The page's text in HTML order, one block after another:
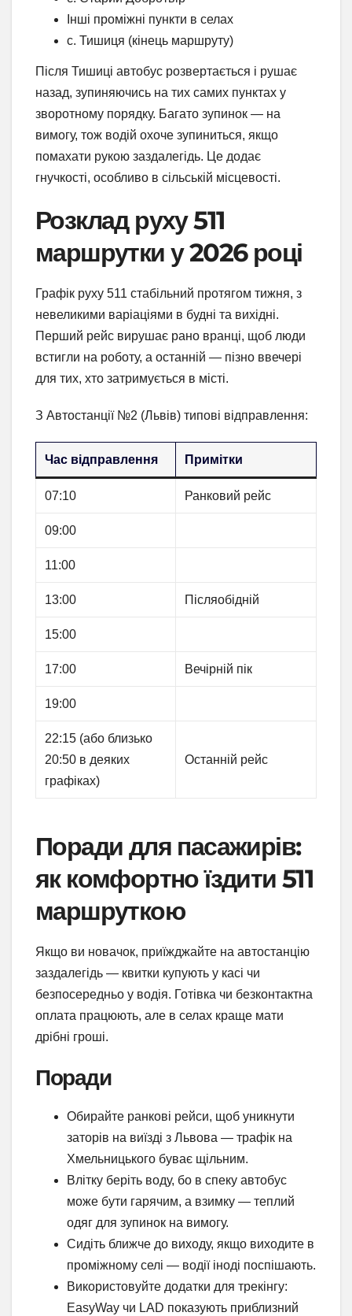
Інші проміжні пункти в селах
с. Тишиця (кінець маршруту)
Після Тишиці автобус розвертається і рушає
назад, зупиняючись на тих самих пунктах у
зворотному порядку. Багато зупинок — на
вимогу, тож водій охоче зупиниться, якщо
помахати рукою заздалегідь. Це додає
гнучкості, особливо в сільській місцевості.
Розклад руху 511
маршрутки у 2026 році
Графік руху 511 стабільний протягом тижня, з
невеликими варіаціями в будні та вихідні.
Перший рейс вирушає рано вранці, щоб люди
встигли на роботу, а останній — пізно ввечері
для тих, хто затримується в місті.
З Автостанції №2 (Львів) типові відправлення:
Час відправлення Примітки
07:10 Ранковий рейс
09:00
11:00
13:00 Післяобідній
15:00
17:00 Вечірній пік
19:00
22:15 (або близько
20:50 в деяких
графіках)
Останній рейс
Поради для пасажирів:
як комфортно їздити 511
маршруткою
Якщо ви новачок, приїжджайте на автостанцію
заздалегідь — квитки купують у касі чи
безпосередньо у водія. Готівка чи безконтактна
оплата працюють, але в селах краще мати
дрібні гроші.
Поради
Обирайте ранкові рейси, щоб уникнути
заторів на виїзді з Львова — трафік на
Хмельницького буває щільним.
Влітку беріть воду, бо в спеку автобус
може бути гарячим, а взимку — теплий
одяг для зупинок на вимогу.
Сидіть ближче до виходу, якщо виходите в
проміжному селі — водії іноді поспішають.
Використовуйте додатки для трекінгу:
EasyWay чи LAD показують приблизний